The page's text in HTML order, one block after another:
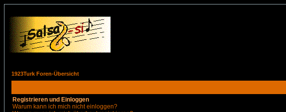
1923Turk Foren-Übersicht
Registrieren und Einloggen
Warum kann ich mich nicht einloggen?